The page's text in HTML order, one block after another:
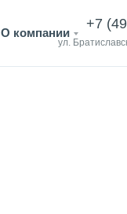
О компании
+7
ул.